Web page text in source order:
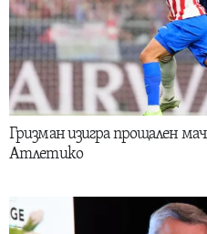
Гризман изигра прощален
Атлетико